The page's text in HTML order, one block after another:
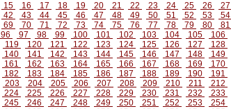
15 16 17 18 19 20 21 22 23 24 25 26 27
42 43 44 45 46 47 48 49 50 51 52 53 54
69 70 71 72 73 74 75 76 77 78 79 80 81
96 97 98 99 100 101 102 103 104 105 106
119 120 121 122 123 124 125 126 127 128
140 141 142 143 144 145 146 147 148 149
161 162 163 164 165 166 167 168 169 170
182 183 184 185 186 187 188 189 190 191
203 204 205 206 207 208 209 210 211 212
224 225 226 227 228 229 230 231 232 233
245 246 247 248 249 250 251 252 253 254